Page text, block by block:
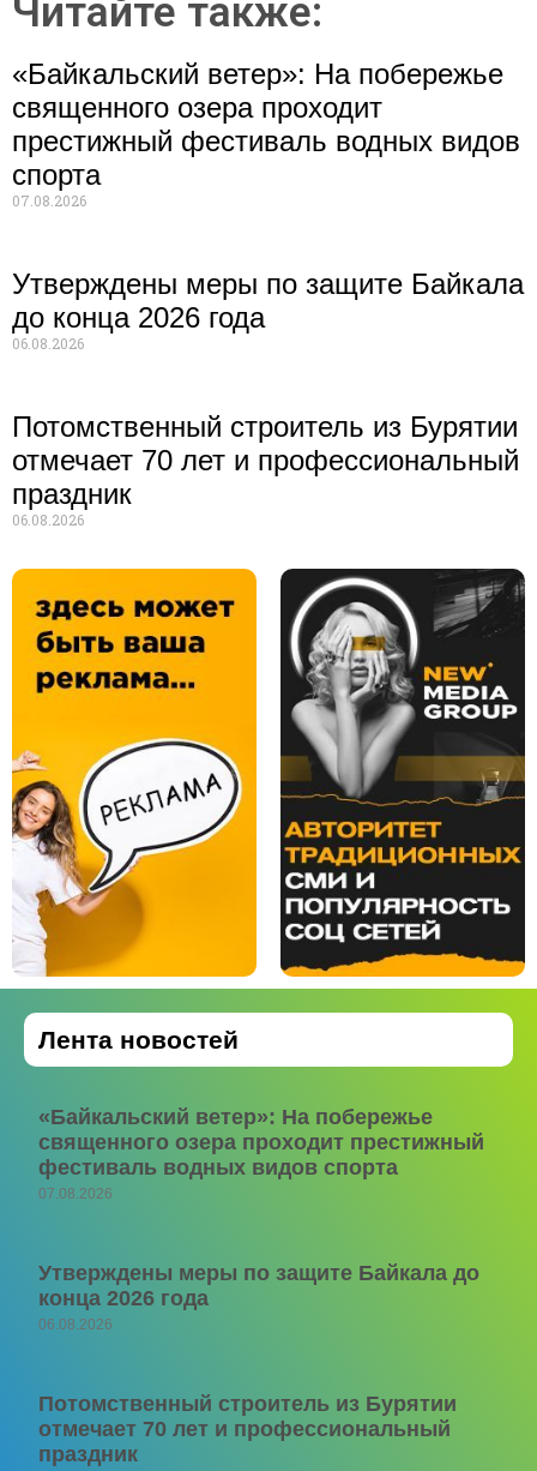
Читайте также:
«Байкальский ветер»: На побережье
священного озера проходит
престижный фестиваль водных видов
спорта
07.08.2026
Утверждены меры по защите Байкала
до конца 2026 года
06.08.2026
Потомственный строитель из Бурятии
отмечает 70 лет и профессиональный
праздник
06.08.2026
Лента новостей
«Байкальский ветер»: На побережье
священного озера проходит престижный
фестиваль водных видов спорта
07.08.2026
Утверждены меры по защите Байкала до
конца 2026 года
06.08.2026
Потомственный строитель из Бурятии
отмечает 70 лет и профессиональный
праздник